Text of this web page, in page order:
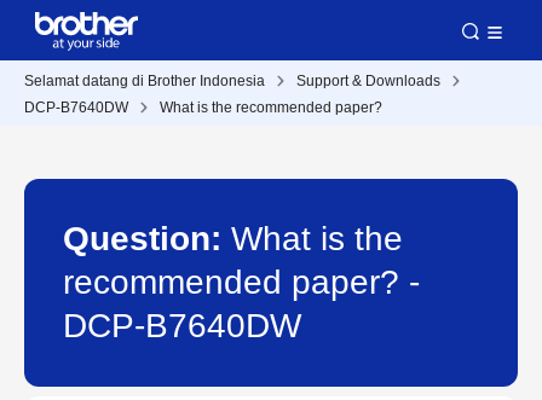
Selamat datang di Brother Indonesia
Support & Downloads
DCP-B7640DW
What is the recommended paper?
Question: What is the
recommended paper? -
DCP-B7640DW